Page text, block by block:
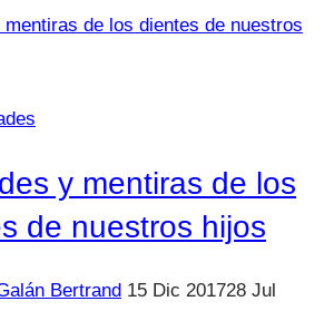
y mentiras de los
de nuestros hijos
Bertrand 15 Dic 201728 Jul